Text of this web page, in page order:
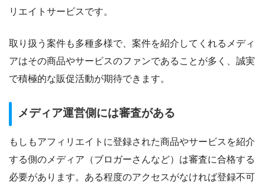
リエイトサービスです。
取り扱う案件も多種多様で、案件を紹介してくれるメディ
アはその商品やサービスのファンであることが多く、誠実
で積極的な販促活動が期待できます。
メディア運営側には審査がある
もしもアフィリエイトに登録された商品やサービスを紹介
する側のメディア（ブロガーさんなど）は審査に合格する
必要があります。ある程度のアクセスがなければ登録不可